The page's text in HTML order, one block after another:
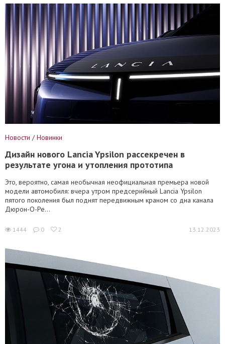
Новости / Новинки
Дизайн нового Lancia Ypsilon рассекречен в
результате угона и утопления прототипа
Это, вероятно, самая необычная неофициальная премьера новой
модели автомобиля: вчера утром предсерийный Lancia Ypsilon
пятого поколения был поднят передвижным краном со дна канала
Дюрон-О-Ре...
1444 0 2 13.12.2023